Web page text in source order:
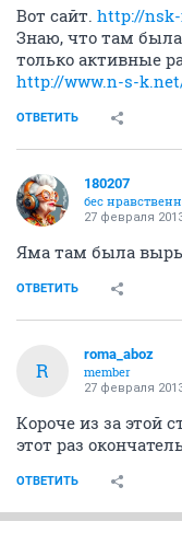
Вот сайт. http://nsk-
Знаю, что там
только активные
http://www.n-s-
ОТВЕТИТЬ
180207
бес
27 февраля
Яма там была
ОТВЕТИТЬ
R
roma_aboz
member
27 февраля
Короче из за этой
этот раз
ОТВЕТИТЬ